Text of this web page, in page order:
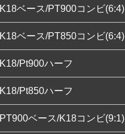
K18ベース/PT900コンビ(6:4)
K18ベース/PT850コンビ(6:4)
K18/Pt900ハーフ
K18/Pt850ハーフ
PT900ベース/K18コンビ(9:1)